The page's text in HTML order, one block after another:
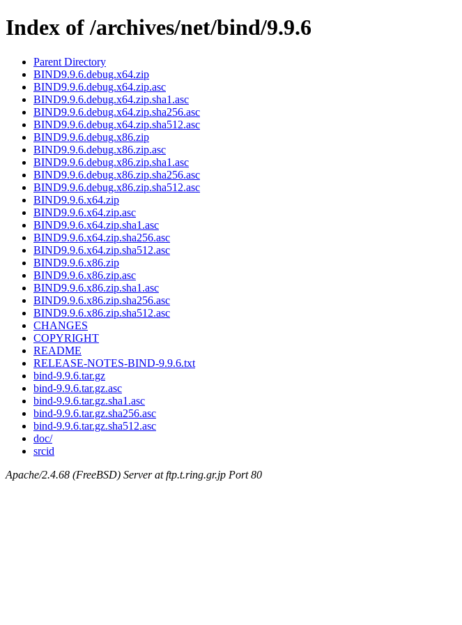
Index of /archives/net/bind/9.9.6
Parent Directory
BIND9.9.6.debug.x64.zip
BIND9.9.6.debug.x64.zip.asc
BIND9.9.6.debug.x64.zip.sha1.asc
BIND9.9.6.debug.x64.zip.sha256.asc
BIND9.9.6.debug.x64.zip.sha512.asc
BIND9.9.6.debug.x86.zip
BIND9.9.6.debug.x86.zip.asc
BIND9.9.6.debug.x86.zip.sha1.asc
BIND9.9.6.debug.x86.zip.sha256.asc
BIND9.9.6.debug.x86.zip.sha512.asc
BIND9.9.6.x64.zip
BIND9.9.6.x64.zip.asc
BIND9.9.6.x64.zip.sha1.asc
BIND9.9.6.x64.zip.sha256.asc
BIND9.9.6.x64.zip.sha512.asc
BIND9.9.6.x86.zip
BIND9.9.6.x86.zip.asc
BIND9.9.6.x86.zip.sha1.asc
BIND9.9.6.x86.zip.sha256.asc
BIND9.9.6.x86.zip.sha512.asc
CHANGES
COPYRIGHT
README
RELEASE-NOTES-BIND-9.9.6.txt
bind-9.9.6.tar.gz
bind-9.9.6.tar.gz.asc
bind-9.9.6.tar.gz.sha1.asc
bind-9.9.6.tar.gz.sha256.asc
bind-9.9.6.tar.gz.sha512.asc
doc/
srcid
Apache/2.4.68 (FreeBSD) Server at ftp.t.ring.gr.jp Port 80